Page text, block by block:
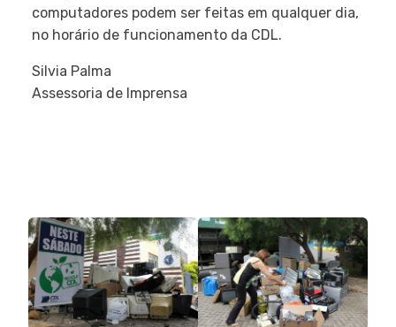
computadores podem ser feitas em qualquer dia,
no horário de funcionamento da CDL.
Silvia Palma
Assessoria de Imprensa